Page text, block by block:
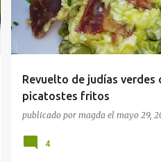
Revuelto de judías verdes
picatostes fritos
publicado por magda el mayo 29,
4